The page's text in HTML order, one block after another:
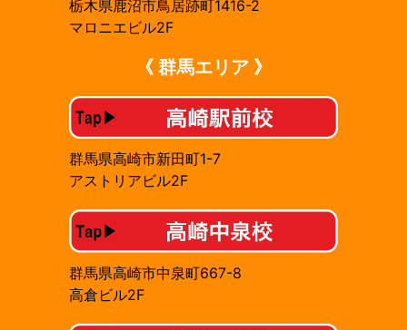
栃木県鹿沼市鳥居跡町1416-2
マロニエビル2F
《 群馬エリア 》
群馬県高崎市新田町1-7
アストリアビル2F
群馬県高崎市中泉町667-8
高倉ビル2F